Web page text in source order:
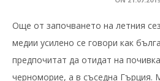
Още от започването на летния
медии усилено се говори как
предпочитат да отидат на
черноморие, а в съседна Гърция.